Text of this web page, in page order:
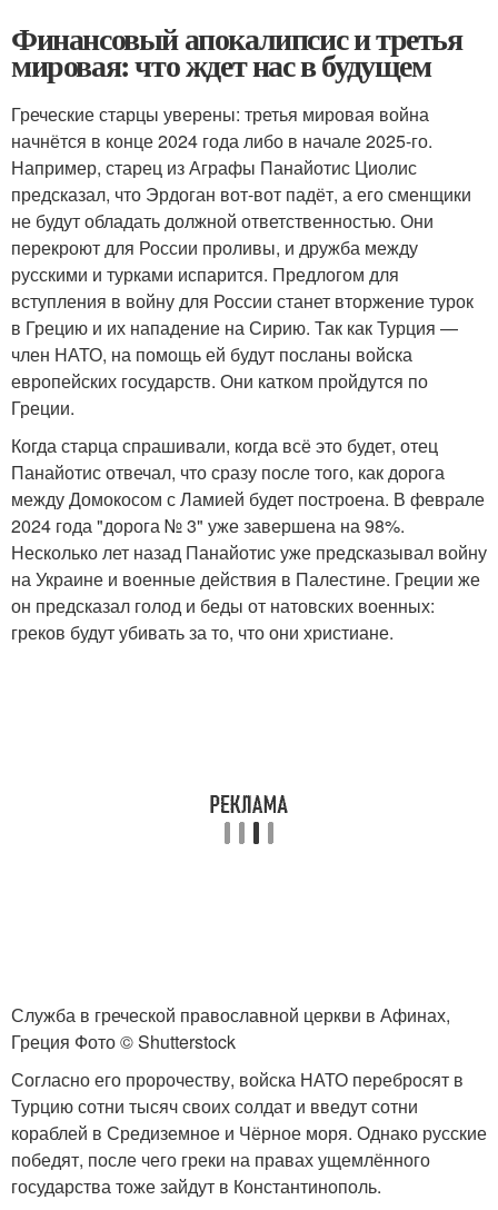
Финансовый апокалипсис и третья
мировая: что ждет нас в будущем
Греческие старцы уверены: третья мировая война
начнётся в конце 2024 года либо в начале 2025-го.
Например, старец из Аграфы Панайотис Циолис
предсказал, что Эрдоган вот-вот падёт, а его сменщики
не будут обладать должной ответственностью. Они
перекроют для России проливы, и дружба между
русскими и турками испарится. Предлогом для
вступления в войну для России станет вторжение турок
в Грецию и их нападение на Сирию. Так как Турция —
член НАТО, на помощь ей будут посланы войска
европейских государств. Они катком пройдутся по
Греции.
Когда старца спрашивали, когда всё это будет, отец
Панайотис отвечал, что сразу после того, как дорога
между Домокосом с Ламией будет построена. В феврале
2024 года "дорога № 3" уже завершена на 98%.
Несколько лет назад Панайотис уже предсказывал войну
на Украине и военные действия в Палестине. Греции же
он предсказал голод и беды от натовских военных:
греков будут убивать за то, что они христиане.
Служба в греческой православной церкви в Афинах,
Греция Фото © Shutterstock
Согласно его пророчеству, войска НАТО перебросят в
Турцию сотни тысяч своих солдат и введут сотни
кораблей в Средиземное и Чёрное моря. Однако русские
победят, после чего греки на правах ущемлённого
государства тоже зайдут в Константинополь.